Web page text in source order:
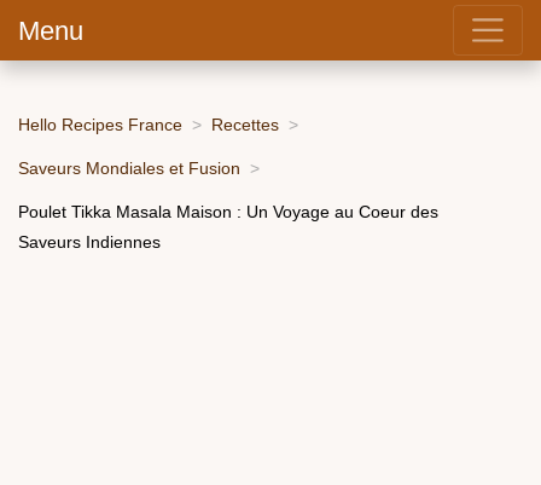
Menu
Hello Recipes France Recettes
Saveurs Mondiales et Fusion
Poulet Tikka Masala Maison : Un Voyage au Coeur des
Saveurs Indiennes